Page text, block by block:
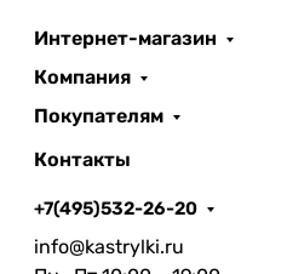
Интернет-магазин
Компания
Покупателям
Контакты
+7(495)532-26-20
info@kastrylki.ru